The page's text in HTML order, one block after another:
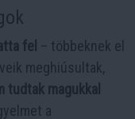
fel – többeknek el
meghiúsultak,
tudtak magukkal
a